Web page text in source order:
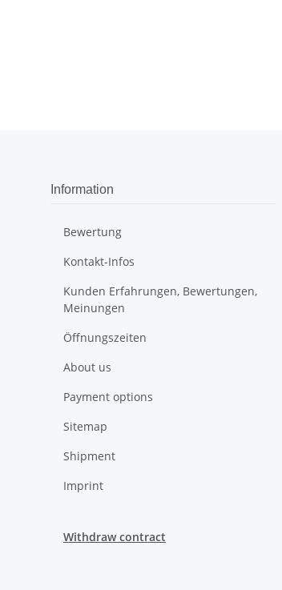
Information
Bewertung
Kontakt-Infos
Kunden Erfahrungen, Bewertungen,
Meinungen
Öffnungszeiten
About us
Payment options
Sitemap
Shipment
Imprint
Withdraw contract